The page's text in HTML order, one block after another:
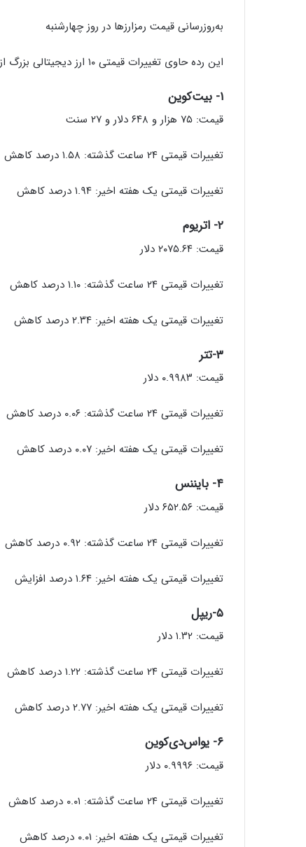
به‌روزرسانی قیمت رمزارزها در روز چهارشنبه
این رده حاوی تغییرات قیمتی ۱۰ ارز دیجیتالی بزرگ از نظر ارزش بازار است.
۱- بیت‌کوین
قیمت: ۷۵ هزار و ۶۴۸ دلار و ۲۷ سنت
تغییرات قیمتی ۲۴ ساعت گذشته: ۱.۵۸ درصد کاهش
تغییرات قیمتی یک هفته اخیر: ۱.۹۴ درصد کاهش
۲- اتریوم
قیمت: ۲۰۷۵.۶۴ دلار
تغییرات قیمتی ۲۴ ساعت گذشته: ۱.۱۰ درصد کاهش
تغییرات قیمتی یک هفته اخیر: ۲.۳۴ درصد کاهش
۳-تتر
قیمت: ۰.۹۹۸۳ دلار
تغییرات قیمتی ۲۴ ساعت گذشته: ۰.۰۶ درصد کاهش
تغییرات قیمتی یک هفته اخیر: ۰.۰۷ درصد کاهش
۴- بایننس
قیمت: ۶۵۲.۵۶ دلار
تغییرات قیمتی ۲۴ ساعت گذشته: ۰.۹۲ درصد کاهش
تغییرات قیمتی یک هفته اخیر: ۱.۶۴ درصد افزایش
۵-ریپل
قیمت: ۱.۳۲ دلار
تغییرات قیمتی ۲۴ ساعت گذشته: ۱.۲۲ درصد کاهش
تغییرات قیمتی یک هفته اخیر: ۲.۷۷ درصد کاهش
۶- یواس‌دی‌کوین
قیمت: ۰.۹۹۹۶ دلار
تغییرات قیمتی ۲۴ ساعت گذشته: ۰.۰۱ درصد کاهش
تغییرات قیمتی یک هفته اخیر: ۰.۰۱ درصد کاهش